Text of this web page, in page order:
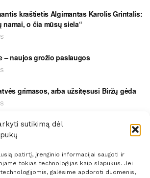
sutikimą dėl
patirtį, įrenginio informacijai saugoti ir
tokias technologijas kaip slapukus. Jei
galėsime apdoroti duomenis,
kraštietis Algimantas Karolis Grintalis:
namai, o čia mūsų siela“
– naujos grožio paslaugos
grimasos, arba užsitęsusi Biržų gėda
pažymėtas avarija